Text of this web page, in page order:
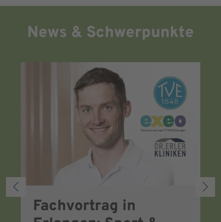
News & Schwerpunkte
Fachvortrag in